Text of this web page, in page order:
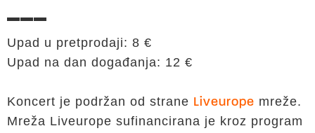
▬▬▬
Upad u pretprodaji: 8 €
Upad na dan događanja: 12 €
Koncert je podržan od strane Liveurope mreže.
Mreža Liveurope sufinancirana je kroz program